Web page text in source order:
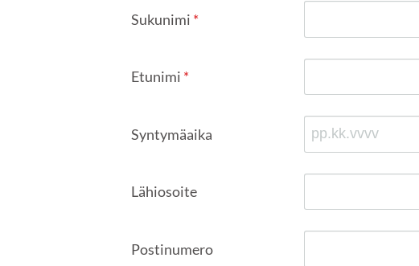
Sukunimi *
Etunimi *
Syntymäaika
Lähiosoite
Postinumero